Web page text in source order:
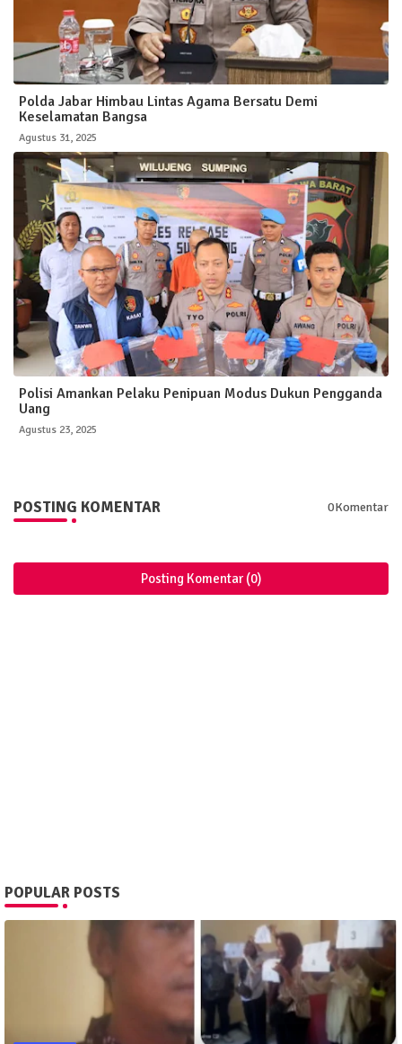
Polda Jabar Himbau Lintas Agama Bersatu Demi
Keselamatan Bangsa
Agustus 31, 2025
Polisi Amankan Pelaku Penipuan Modus Dukun Pengganda
Uang
Agustus 23, 2025
POSTING KOMENTAR 0Komentar
Posting Komentar (0)
POPULAR POSTS